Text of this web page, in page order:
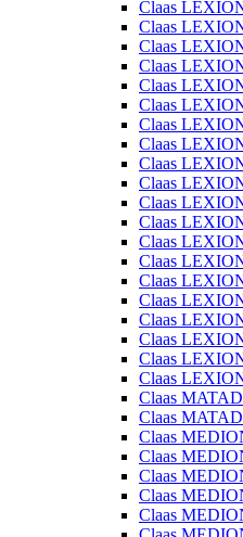
Claas
Claas
Claas
Claas
Claas
Claas
Claas
Claas
Claas
Claas
Claas
Claas
Claas
Claas
Claas
Claas
Claas
Claas
Claas
Claas
Claas
Claas
Claas
Claas
Claas
Claas
Claas